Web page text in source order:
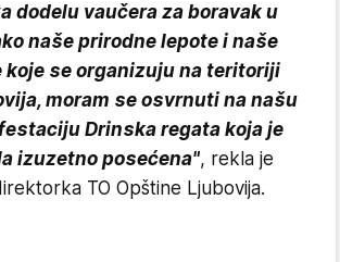
dodelu vaučera za boravak u
naše prirodne lepote i naše
se organizuju na teritoriji
moram se osvrnuti na našu
Drinska regata koja je
izuzetno posećena", rekla je
TO Opštine Ljubovija.